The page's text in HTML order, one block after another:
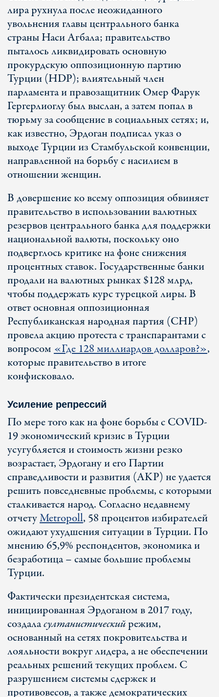
лира рухнула после неожиданного
увольнения главы центрального банка
страны Наси Агбала; правительство
пыталось ликвидировать основную
прокурдскую оппозиционную партию
Турции (HDP); влиятельный член
парламента и правозащитник Омер Фарук
Гергерлиоглу был выслан, а затем попал в
тюрьму за сообщение в социальных сетях; и,
как известно, Эрдоган подписал указ о
выходе Турции из Стамбульской конвенции,
направленной на борьбу с насилием в
отношении женщин.
В довершение ко всему оппозиция обвиняет
правительство в использовании валютных
резервов центрального банка для поддержки
национальной валюты, поскольку оно
подверглось критике на фоне снижения
процентных ставок. Государственные банки
продали на валютных рынках $128 млрд,
чтобы поддержать курс турецкой лиры. В
ответ основная оппозиционная
Республиканская народная партия (CHP)
провела акцию протеста с транспарантами с
вопросом«Где 128 миллиардов долларов?»,
которые правительство в итоге
конфисковало.
Усиление репрессий
По мере того как на фоне борьбы с COVID-
19 экономический кризис в Турции
усугубляется и стоимость жизни резко
возрастает, Эрдогану и его Партии
справедливости и развития (AKP) не удается
решить повседневные проблемы, с которыми
сталкивается народ. Согласно недавнему
отчетуMetropoll, 58 процентов избирателей
ожидают ухудшения ситуации в Турции. По
мнению 65,9% респондентов, экономика и
безработица – самые большие проблемы
Турции.
Фактически президентская система,
инициированная Эрдоганом в 2017 году,
создаласултанистическийрежим,
основанный на сетях покровительства и
лояльности вокруг лидера, а не обеспечении
реальных решений текущих проблем. С
разрушением системы сдержек и
противовесов, а также демократических